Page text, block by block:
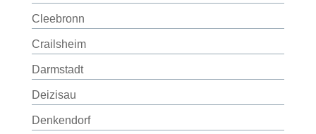
Cleebronn
Crailsheim
Darmstadt
Deizisau
Denkendorf